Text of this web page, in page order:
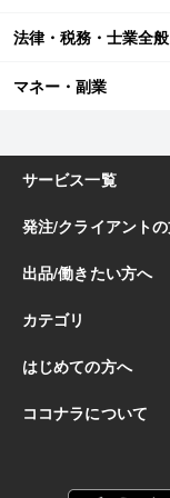
法律・税務・士業全般
マネー・副業